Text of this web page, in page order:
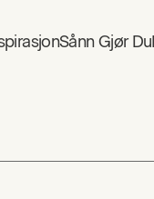
Sånn Gjør Du